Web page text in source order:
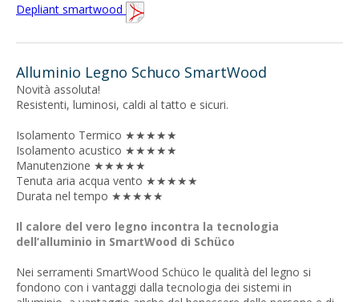
Depliant smartwood
Alluminio Legno Schuco SmartWood
Novità assoluta!
Resistenti, luminosi, caldi al tatto e sicuri.
Isolamento Termico ★★★★★
Isolamento acustico ★★★★★
Manutenzione ★★★★★
Tenuta aria acqua vento ★★★★★
Durata nel tempo ★★★★★
Il calore del vero legno incontra la tecnologia
dell’alluminio in SmartWood di Schüco
Nei serramenti SmartWood Schüco le qualità del legno si
fondono con i vantaggi dalla tecnologia dei sistemi in